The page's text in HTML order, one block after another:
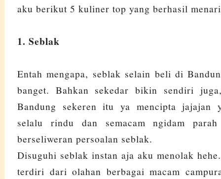
aku berikut 5 kuliner top yang berhasil
1. Seblak
Entah mengapa, seblak selain beli di
banget. Bahkan sekedar bikin sendiri
Bandung sekeren itu ya mencipta jajajan
selalu rindu dan semacam ngidam
berseliweran persoalan seblak.
Disuguhi seblak instan aja aku menolak
terdiri dari olahan berbagai macam